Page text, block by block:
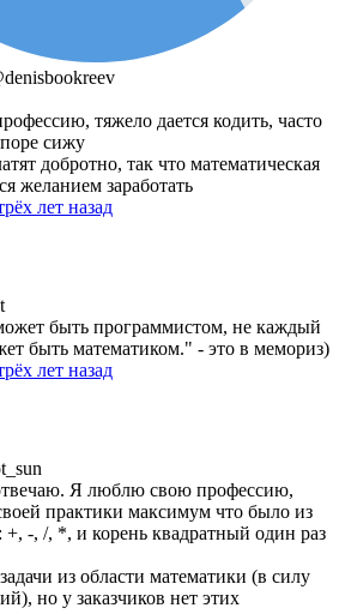
тяжело дается кодить, часто
сижу
добротно, так что математическая
желанием заработать
лет назад
быть программистом, не каждый
быть математиком." - это в мемориз)
лет назад
Я люблю свою профессию,
практики максимум что было из
+, -, /, *, и корень квадратный один раз
из области математики (в силу
но у заказчиков нет этих